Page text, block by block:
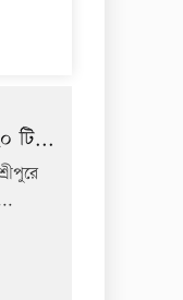
টি...